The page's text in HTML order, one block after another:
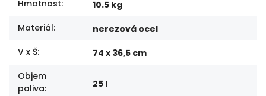
Hmotnost:
10.5 kg
Materiál:
nerezová ocel
V x Š:
74 x 36,5 cm
Objem
paliva: 25 l